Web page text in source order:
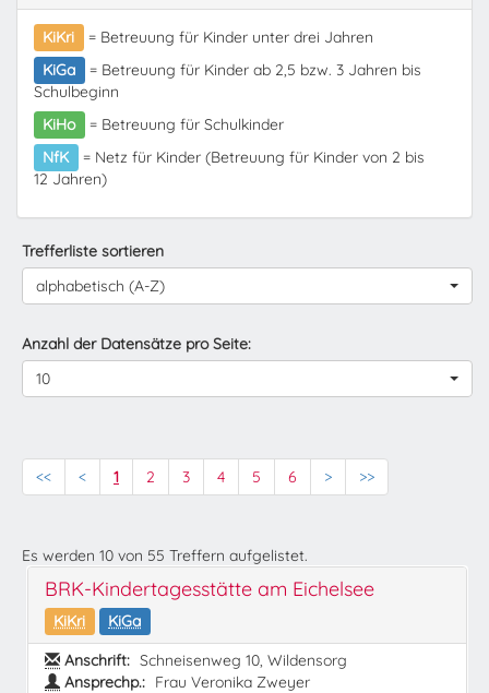
KiKri
= Betreuung für Kinder unter drei Jahren
KiGa
= Betreuung für Kinder ab 2,5 bzw. 3 Jahren bis
Schulbeginn
KiHo
= Betreuung für Schulkinder
NfK
= Netz für Kinder (Betreuung für Kinder von 2 bis
12 Jahren)
Trefferliste sortieren
alphabetisch (A-Z)
Anzahl der Datensätze pro Seite:
10
<< < 1 2 3 4 5 6 > >>
Es werden 10 von 55 Treffern aufgelistet.
BRK-Kindertagesstätte am Eichelsee
KiKri
KiGa
Anschrift: Schneisenweg 10, Wildensorg
Ansprechp.: Frau Veronika Zweyer